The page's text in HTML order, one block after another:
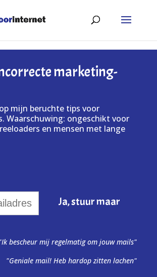
marketing-
mijn beruchte tips voor
Waarschuwing: ongeschikt voor
en mensen met lange
bescheur mij regelmatig om jouw mails"
"Geniale mail! Heb hardop zitten lachen"